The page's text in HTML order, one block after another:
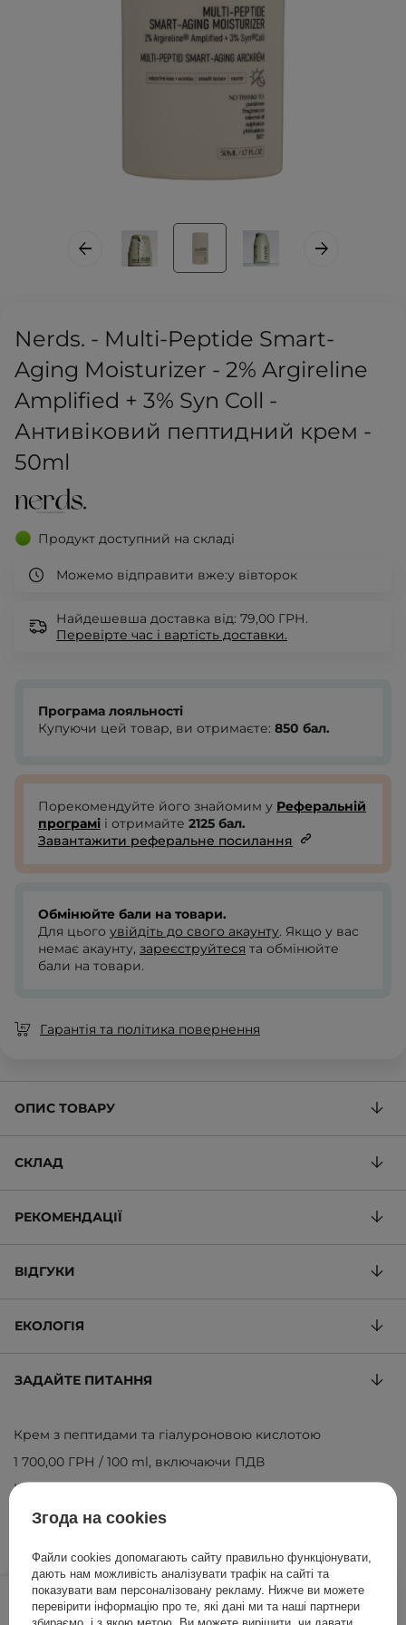
Nerds. - Multi-Peptide Smart-
Aging Moisturizer - 2% Argireline
Amplified + 3% Syn Coll -
Антивіковий пептидний крем -
50ml
Продукт доступний на складі
Можемо відправити вже:у вівторок
Найдешевша доставка від: 79,00 ГРН.
Перевірте час і вартість доставки.
850,00 ГРН /шт.
Програма лояльності
Купуючи цей товар, ви отримаєте: 850 бал.
Порекомендуйте його знайомим у Реферальній
програмі і отримайте 2125 бал.
Завантажити реферальне посилання
Обмінюйте бали на товари.
Для цього увійдіть до свого акаунту. Якщо у вас
немає акаунту, зареєструйтеся та обмінюйте
бали на товари.
Гарантія та політика повернення
ОПИС ТОВАРУ
СКЛАД
РЕКОМЕНДАЦІЇ
ВІДГУКИ
ЕКОЛОГІЯ
ЗАДАЙТЕ ПИТАННЯ
Крем з пептидами та гіалуроновою кислотою
1 700,00 ГРН / 100 ml, включаючи ПДВ
ID товару: 26020
Згода на cookies
Файли cookies допомагають сайту правильно функціонувати,
дають нам можливість аналізувати трафік на сайті та
показувати вам персоналізовану рекламу. Нижче ви можете
перевірити інформацію про те, які дані ми та наші партнери
збираємо, і з якою метою. Ви можете вирішити, чи давати